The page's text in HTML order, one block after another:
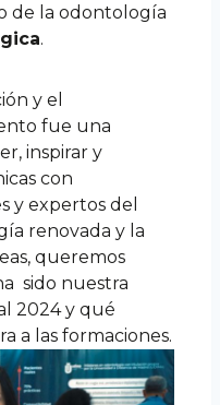
de la odontología
.
y el
fue una
inspirar y
con
y expertos del
renovada y la
queremos
sido nuestra
2024 y qué
a las formaciones.